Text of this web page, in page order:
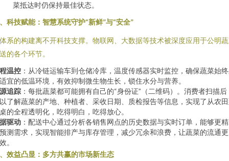
菜抵达时仍保持最佳状态。
科技赋能：智慧系统守护“新鲜”与“安全”
系的构建离不开科技支撑。物联网、大数据等技术被深度应用于公明
的各个环节。
温控 ：从冷链运输车到仓储冷库，温度传感器实时监控，确保蔬菜始
宜的低温环境，有效抑制微生物生长，锁住水分与营养。
追踪 ：每批蔬菜都可能拥有自己的“身份证”（二维码）。消费者扫描后
了解蔬菜的产地、种植者、采收日期、质检报告等信息，实现了从农
的全程透明化，吃得明白，吃得放心。
驱动 ：配送中心通过分析各销售网点的历史数据与实时订单，能够更
测需求，实现智能排产与库存管理，减少冗余和浪费，让蔬菜的流通
。
效益凸显：多方共赢的市场新生态